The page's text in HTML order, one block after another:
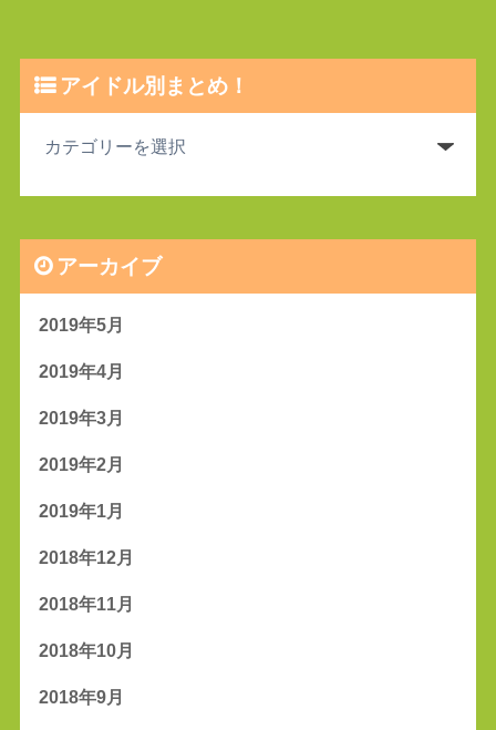
アイドル別まとめ！
アーカイブ
2019年5月
2019年4月
2019年3月
2019年2月
2019年1月
2018年12月
2018年11月
2018年10月
2018年9月